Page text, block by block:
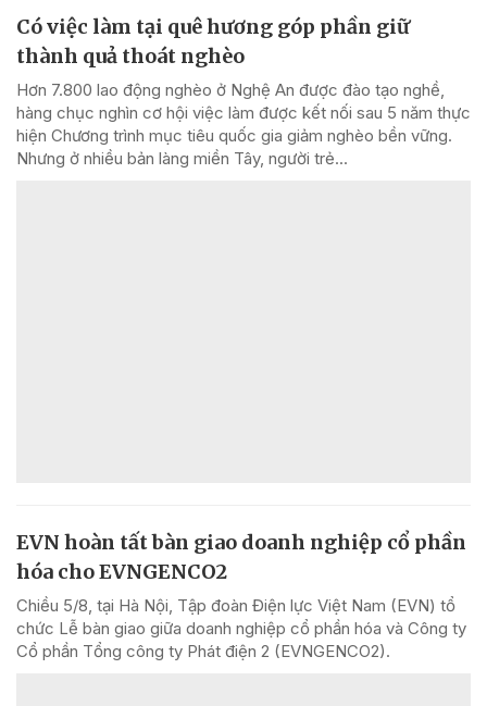
Có việc làm tại quê hương góp phần giữ
thành quả thoát nghèo
Hơn 7.800 lao động nghèo ở Nghệ An được đào tạo nghề,
hàng chục nghìn cơ hội việc làm được kết nối sau 5 năm thực
hiện Chương trình mục tiêu quốc gia giảm nghèo bền vững.
Nhưng ở nhiều bản làng miền Tây, người trẻ...
EVN hoàn tất bàn giao doanh nghiệp cổ phần
hóa cho EVNGENCO2
Chiều 5/8, tại Hà Nội, Tập đoàn Điện lực Việt Nam (EVN) tổ
chức Lễ bàn giao giữa doanh nghiệp cổ phần hóa và Công ty
Cổ phần Tổng công ty Phát điện 2 (EVNGENCO2).